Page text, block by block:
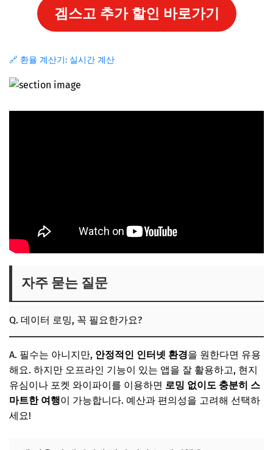
겜스고 추가 할인 바로가기
🔗 환율 계산기: 실시간 계산
자주 묻는 질문
Q. 데이터 로밍, 꼭 필요한가요?
A. 필수는 아니지만, 안정적인 인터넷 환경을 원한다면 유용
해요. 하지만 오프라인 기능이 있는 앱을 잘 활용하고, 현지
유심이나 포켓 와이파이를 이용하면 로밍 없이도 충분히 스
마트한 여행이 가능합니다. 예산과 편의성을 고려해 선택하
세요!